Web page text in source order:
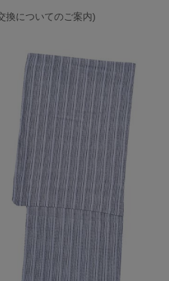
換についてのご案内)